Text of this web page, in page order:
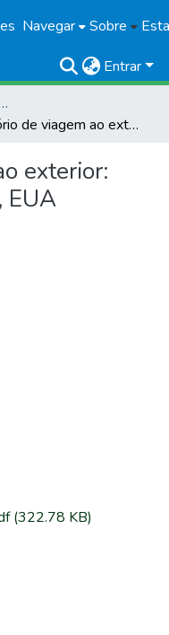
Navegar Sobre
Entrar
Relatório de viagem ao exterior: Beltsville / Maryland, EUA
exterior:
EUA
(322.78 KB)